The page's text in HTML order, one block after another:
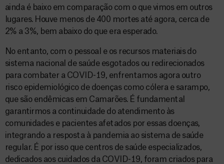
ainda é baixo em comparação com o que vimos em outros
lugares. Houve menos de 400 mortes até agora, cerca de
2% a 3%, bem abaixo do que era esperado.
No entanto, com o pessoal e os recursos materiais do
sistema nacional de saúde esgotados ou redirecionados
para combater a COVID-19, enfrentamos agora outro
risco epidemiológico de doenças como cólera e sarampo,
que são endêmicas em Camarões. É fundamental
garantirmos a continuidade do atendimento às
comunidades e pacientes afetados por essas doenças,
integrando a resposta à pandemia ao sistema de saúde
regular. É por isso que centros de saúde especializados,
dedicados aos cuidados da COVID-19, foram criados para